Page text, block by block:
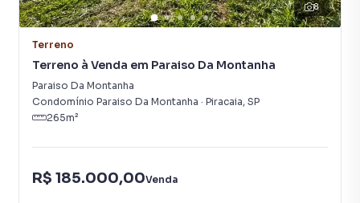
8
Terreno
Terreno à Venda em Paraiso Da Montanha
Paraiso Da Montanha
Condomínio Paraiso Da Montanha · Piracaia, SP
265m²
R$ 185.000,00Venda